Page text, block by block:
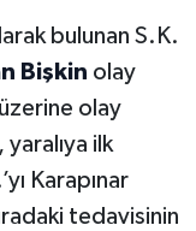
bulunan S.K.
Bişkin olay
olay
ilk
Karapınar
tedavisinin